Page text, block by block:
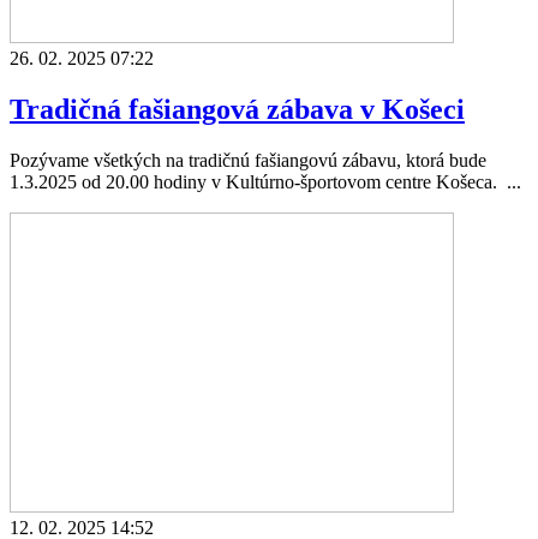
26. 02. 2025 07:22
Tradičná fašiangová zábava v Košeci
Pozývame všetkých na tradičnú fašiangovú zábavu, ktorá bude
1.3.2025 od 20.00 hodiny v Kultúrno-športovom centre Košeca. ...
12. 02. 2025 14:52